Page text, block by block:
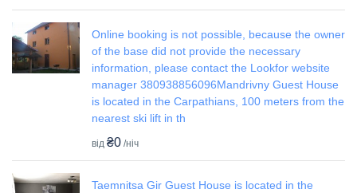
Online booking is not possible, because the owner
of the base did not provide the necessary
information, please contact the Lookfor website
manager 380938856096Mandrivny Guest House
is located in the Carpathians, 100 meters from the
nearest ski lift in th
від ₴0 /ніч
Taemnitsa Gir Guest House is located in the